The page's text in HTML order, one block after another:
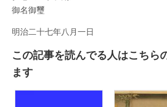
御名御璽
明治二十七年八月一日
この記事を読んでる人はこちら
ます